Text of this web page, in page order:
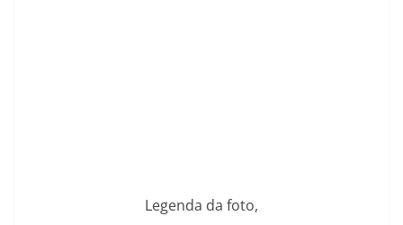
Legenda da foto,